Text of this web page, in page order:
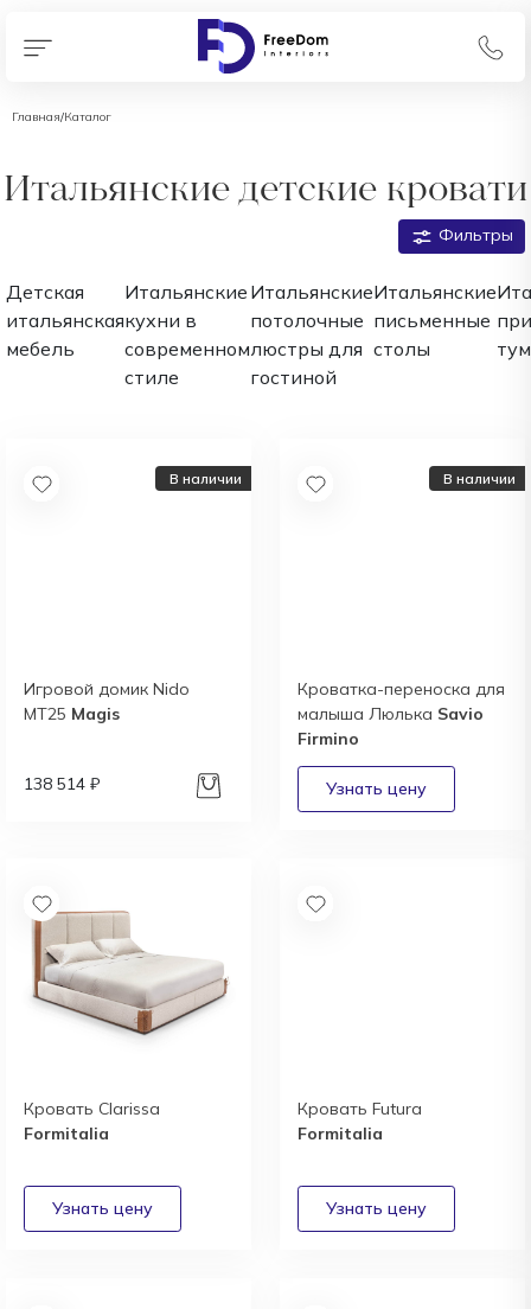
Главная/Каталог
Итальянские детские кровати
Фильтры
Детская
итальянская
мебель
Итальянские
кухни в
современном
стиле
Итальянские
потолочные
люстры для
гостиной
Итальянские
письменные
столы
В наличии
Игровой домик Nido
MT25 Magis
138 514 ₽
В наличии
Кроватка-переноска для
малыша Люлька Savio
Firmino
Кровать Clarissa
Formitalia
Кровать Futura
Formitalia